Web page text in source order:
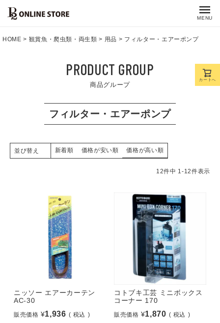
MENU
HOME 観賞魚・爬虫類・両生類 用品 フィルター・エアーポンプ
PRODUCT GROUP
商品グループ
フィルター・エアーポンプ
並び替え 新着順 価格が安い順 価格が高い順
12件中 1-12件表示
ニッソー エアーカーテン
AC-30
販売価格 ¥1,936
税込
コトブキ工芸 ミニボックス
コーナー 170
販売価格 ¥1,870
税込
カートへ